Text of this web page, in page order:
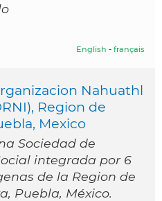
English - français
Nahuathl
Region de
Mexico
Sociedad de
integrada por 6
de la Region de
Puebla, México.